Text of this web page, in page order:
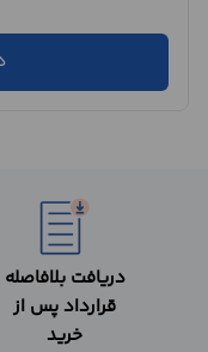
دریافت بلافاصله
قرارداد پس از
خرید